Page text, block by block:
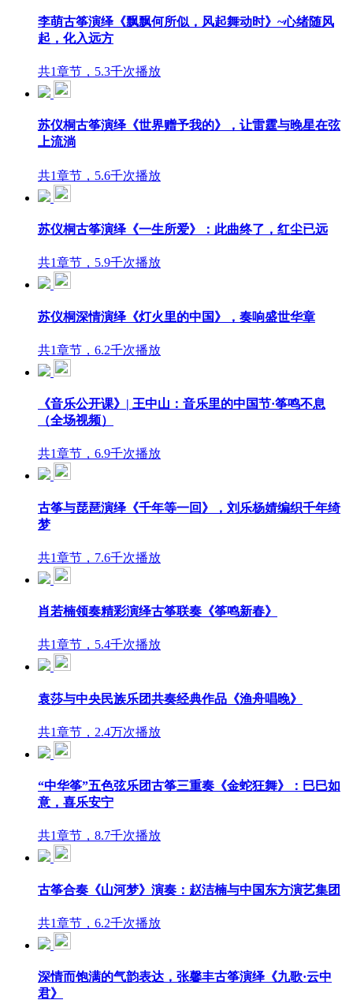
李萌古筝演绎《飘飘何所似，风起舞动时》~心绪随风
起，化入远方
共1章节，5.3千次播放
苏仪桐古筝演绎《世界赠予我的》，让雷霆与晚星在弦
上流淌
共1章节，5.6千次播放
苏仪桐古筝演绎《一生所爱》：此曲终了，红尘已远
共1章节，5.9千次播放
苏仪桐深情演绎《灯火里的中国》，奏响盛世华章
共1章节，6.2千次播放
《音乐公开课》| 王中山：音乐里的中国节·筝鸣不息
（全场视频）
共1章节，6.9千次播放
古筝与琵琶演绎《千年等一回》，刘乐杨婧编织千年绮
梦
共1章节，7.6千次播放
肖若楠领奏精彩演绎古筝联奏《筝鸣新春》
共1章节，5.4千次播放
袁莎与中央民族乐团共奏经典作品《渔舟唱晚》
共1章节，2.4万次播放
“中华筝”五色弦乐团古筝三重奏《金蛇狂舞》：巳巳如
意，喜乐安宁
共1章节，8.7千次播放
古筝合奏《山河梦》演奏：赵洁楠与中国东方演艺集团
共1章节，6.2千次播放
深情而饱满的气韵表达，张馨丰古筝演绎《九歌·云中
君》